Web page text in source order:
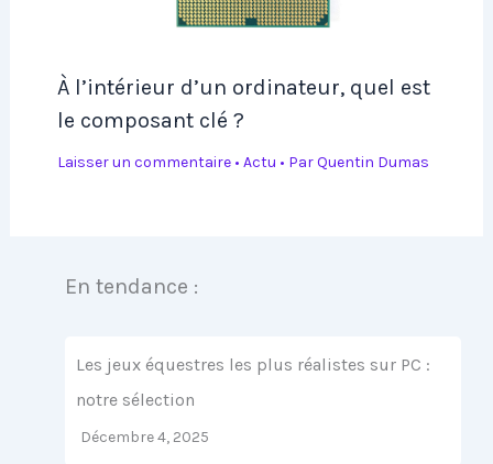
À l’intérieur d’un ordinateur, quel est
le composant clé ?
Laisser un commentaire • Actu • ParQuentin Dumas
En tendance :
Les jeux équestres les plus réalistes sur PC :
notre sélection
Décembre 4, 2025